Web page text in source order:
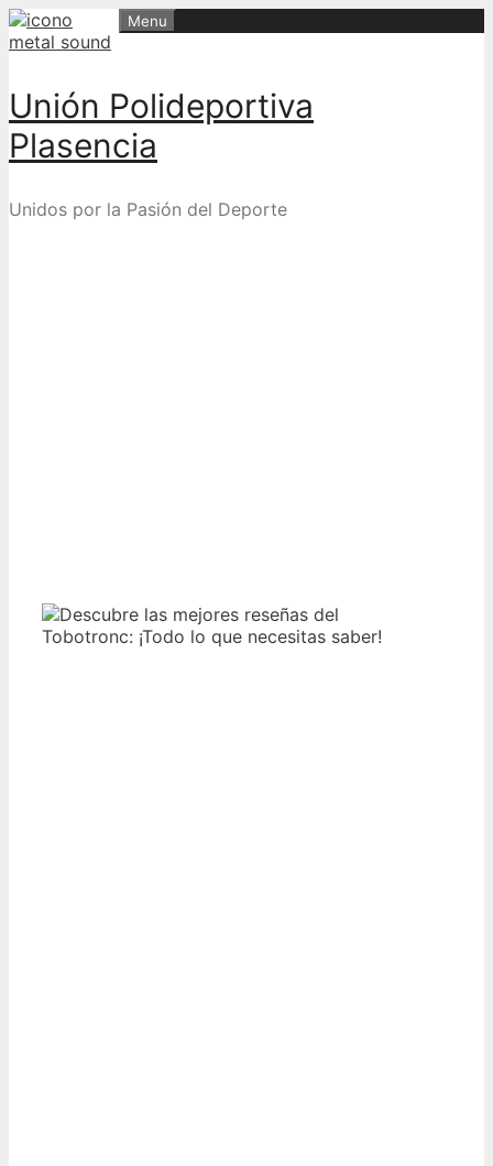
Skip
to
Unión Polideportiva
Plasencia
Unidos por la Pasión del Deporte
Menu